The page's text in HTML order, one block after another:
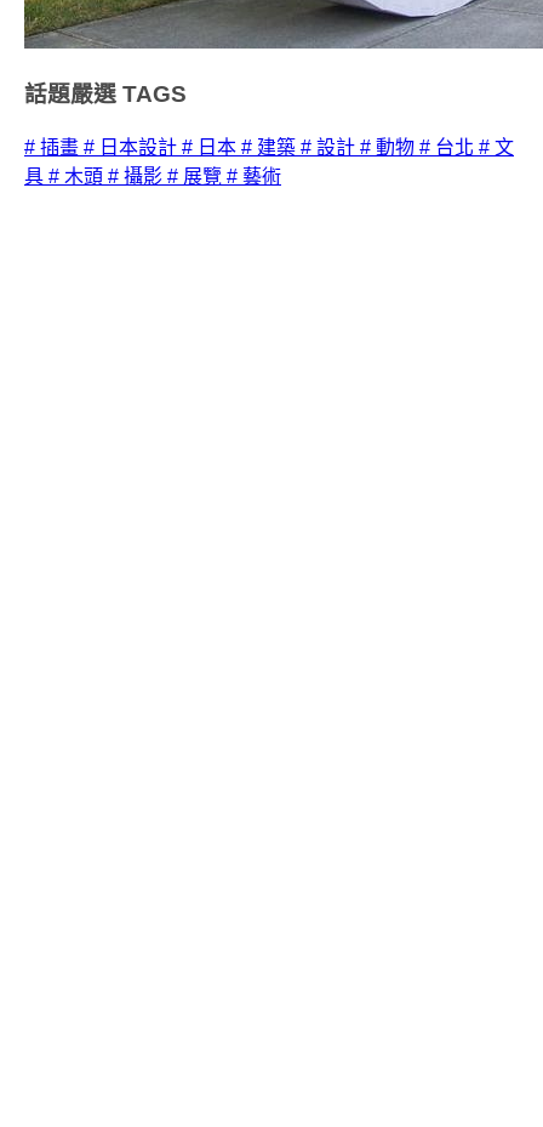
話題嚴選 TAGS
# 插畫 # 日本設計 # 日本 # 建築 # 設計 # 動物 # 台北 # 文
具 # 木頭 # 攝影 # 展覽 # 藝術